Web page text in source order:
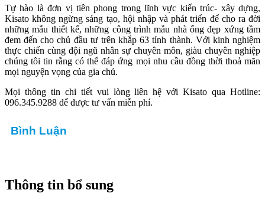
Tự hào là đơn vị tiên phong trong lĩnh vực kiến trúc- xây dựng,
Kisato không ngừng sáng tạo, hội nhập và phát triển để cho ra đời
những mẫu thiết kế, những công trình mẫu nhà ống đẹp xứng tầm
đem đến cho chủ đầu tư trên khắp 63 tỉnh thành. Với kinh nghiệm
thực chiến cùng đội ngũ nhân sự chuyên môn, giàu chuyên nghiệp
chúng tôi tin rằng có thể đáp ứng mọi nhu cầu đồng thời thoả mãn
mọi nguyện vọng của gia chủ.
Mọi thông tin chi tiết vui lòng liên hệ với Kisato qua Hotline:
096.345.9288 để được tư vấn miễn phí.
Bình Luận
Thông tin bổ sung